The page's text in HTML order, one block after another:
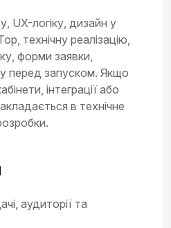
UX-логіку, дизайн у
технічну реалізацію,
форми заявки,
перед запуском. Якщо
інтеграції або
в технічне
аудиторії та